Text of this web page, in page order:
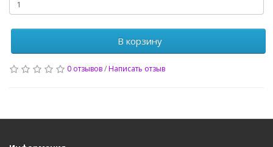
В корзину
0 отзывов/Написать отзыв